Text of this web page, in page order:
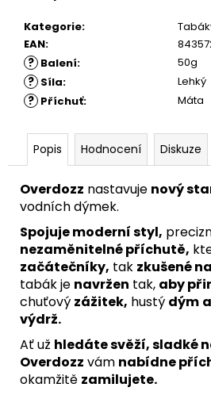
Kategorie:
EAN:
? Balení: 50g
? Síla: Lehký
? Příchuť: Máta
Popis Hodnocení Diskuze
Overdozz nastavuje nový
vodních dýmek.
Spojuje moderní styl,
nezaměnitelné příchutě,
začátečníky, tak zkušené
tabák je navržen tak, aby
chuťový zážitek, hustý dým a
výdrž.
Ať už hledáte svěží, sladké
Overdozz vám nabídne
okamžitě zamilujete.